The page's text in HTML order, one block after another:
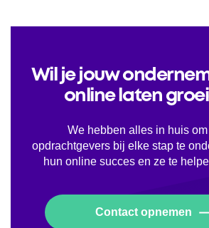
Wil je jouw
online laten
We hebben alles in huis
opdrachtgevers bij elke stap te
hun online succes en ze te
Contact opnemen